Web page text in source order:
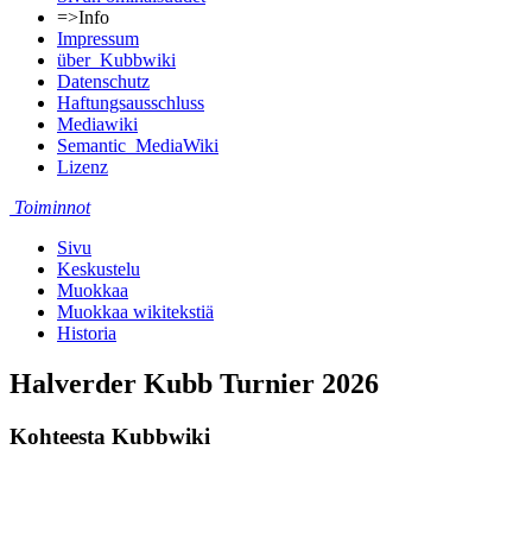
=>Info
Impressum
über_Kubbwiki
Datenschutz
Haftungsausschluss
Mediawiki
Semantic_MediaWiki
Lizenz
Toiminnot
Sivu
Keskustelu
Muokkaa
Muokkaa wikitekstiä
Historia
Halverder Kubb Turnier 2026
Kohteesta Kubbwiki